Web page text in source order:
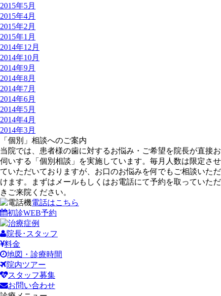
2015年5月
2015年4月
2015年2月
2015年1月
2014年12月
2014年10月
2014年9月
2014年8月
2014年7月
2014年6月
2014年5月
2014年4月
2014年3月
「個別」相談へのご案内
当院では、患者様の歯に対するお悩み・ご希望を院長が直接お
伺いする「個別相談」を実施しています。毎月人数は限定させ
ていただいておりますが、お口のお悩みを何でもご相談いただ
けます。まずはメールもしくはお電話にて予約を取っていただ
きご来院ください。
電話はこちら
初診WEB予約
院長･スタッフ
料金
地図・診療時間
院内ツアー
スタッフ募集
お問い合わせ